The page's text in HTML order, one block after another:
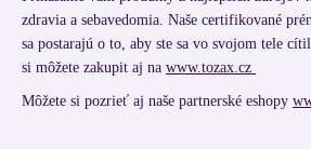
zdravia a sebavedomia. Naše certifikované
sa postarajú o to, aby ste sa vo svojom tele
si môžete zakupit aj na www.tozax.cz
Môžete si pozrieť aj naše partnerské eshopy